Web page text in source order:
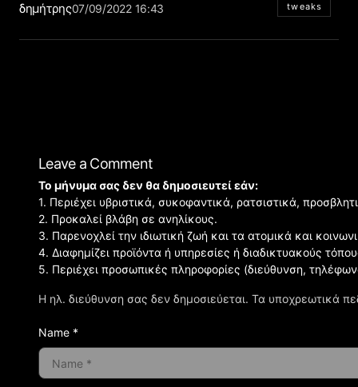
δημήτρης07/09/2022 16:43 tweaks
Leave a Comment
Η ηλ. διεύθυνση σας δεν δημοσιεύεται. Τα υποχρεωτικά
Το μήνυμα σας δεν θα δημοσιευτεί εάν:
1. Περιέχει υβριστικά, συκοφαντικά, ρατσιστικά,
2. Προκαλεί βλάβη σε ανηλίκους.
3. Παρενοχλεί την ιδιωτική ζωή και τα ατομικά και
4. Διαφημίζει προϊόντα ή υπηρεσίες ή διαδικτυακούς
5. Περιέχει προσωπικές πληροφορίες (διεύθυνση,
Name *